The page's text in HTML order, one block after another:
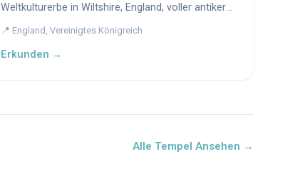
Weltkulturerbe in Wiltshire, England, voller antiker
📍 England, Vereinigtes Königreich
Erkunden →
Alle Tempel Ansehen →